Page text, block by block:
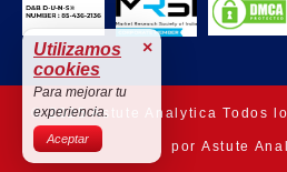
© 2025 Astute Analytica Todos
por Astute
Utilizamos
cookies
×
Para mejorar tu
experiencia.
Aceptar